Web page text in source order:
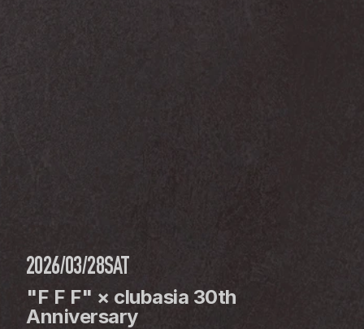
2026/03/28SAT
"F F F" × clubasia 30th
Anniversary